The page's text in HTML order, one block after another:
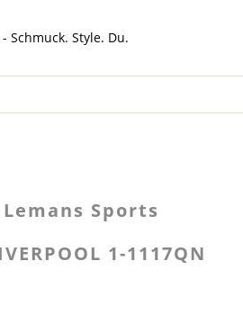
Sports
1-1117QN